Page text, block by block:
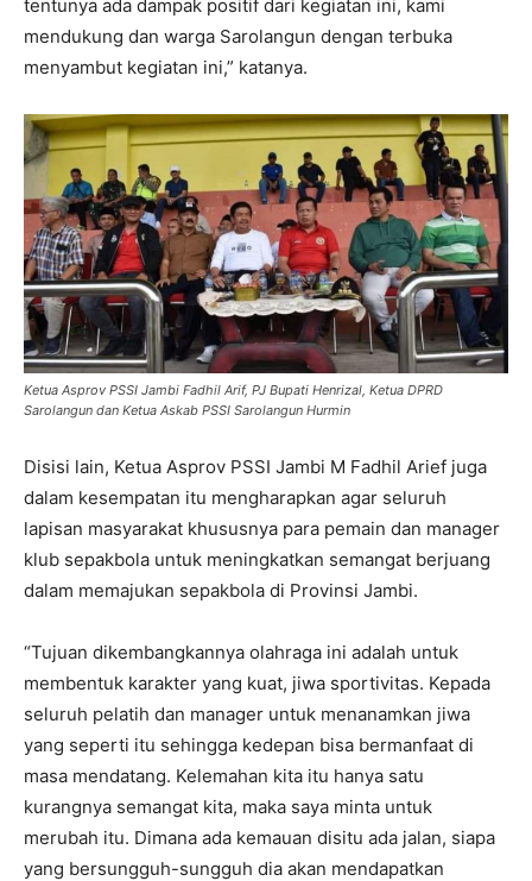
tentunya ada dampak positif dari kegiatan ini, kami
mendukung dan warga Sarolangun dengan terbuka
menyambut kegiatan ini,” katanya.
Ketua Asprov PSSI Jambi Fadhil Arif, PJ Bupati Henrizal, Ketua DPRD
Sarolangun dan Ketua Askab PSSI Sarolangun Hurmin
Disisi lain, Ketua Asprov PSSI Jambi M Fadhil Arief juga
dalam kesempatan itu mengharapkan agar seluruh
lapisan masyarakat khususnya para pemain dan manager
klub sepakbola untuk meningkatkan semangat berjuang
dalam memajukan sepakbola di Provinsi Jambi.
“Tujuan dikembangkannya olahraga ini adalah untuk
membentuk karakter yang kuat, jiwa sportivitas. Kepada
seluruh pelatih dan manager untuk menanamkan jiwa
yang seperti itu sehingga kedepan bisa bermanfaat di
masa mendatang. Kelemahan kita itu hanya satu
kurangnya semangat kita, maka saya minta untuk
merubah itu. Dimana ada kemauan disitu ada jalan, siapa
yang bersungguh-sungguh dia akan mendapatkan